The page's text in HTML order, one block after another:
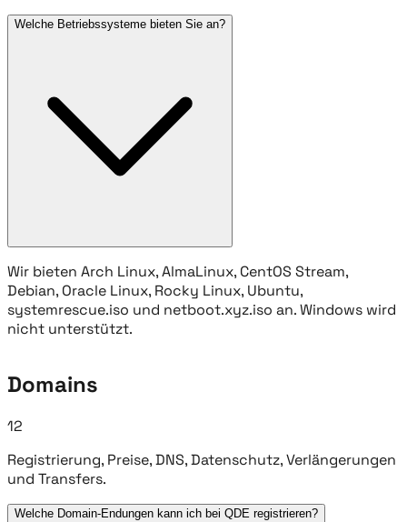
Welche Betriebssysteme bieten Sie an?
Wir bieten Arch Linux, AlmaLinux, CentOS Stream,
Debian, Oracle Linux, Rocky Linux, Ubuntu,
systemrescue.iso und netboot.xyz.iso an. Windows wird
nicht unterstützt.
Domains
12
Registrierung, Preise, DNS, Datenschutz, Verlängerungen
und Transfers.
Welche Domain-Endungen kann ich bei QDE registrieren?